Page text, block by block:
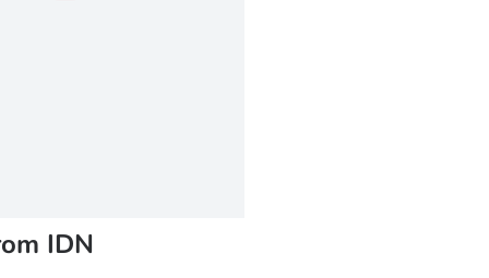
IDN